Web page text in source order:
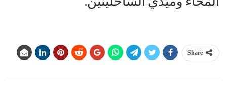
Share